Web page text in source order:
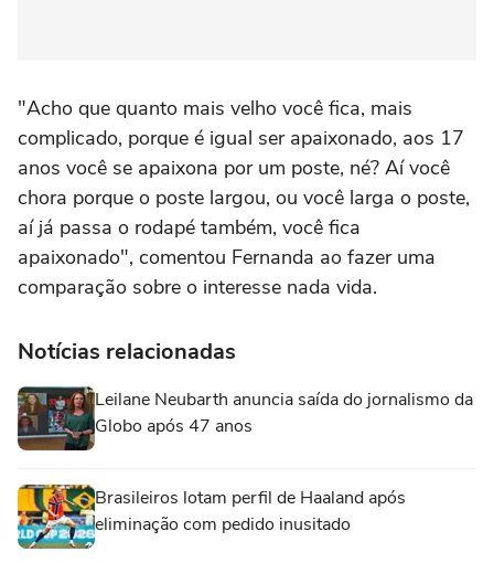
"Acho que quanto mais velho você fica, mais
complicado, porque é igual ser apaixonado, aos 17
anos você se apaixona por um poste, né? Aí você
chora porque o poste largou, ou você larga o poste,
aí já passa o rodapé também, você fica
apaixonado", comentou Fernanda ao fazer uma
comparação sobre o interesse nada vida.
Notícias relacionadas
Leilane Neubarth anuncia saída do jornalismo da
Globo após 47 anos
Brasileiros lotam perfil de Haaland após
eliminação com pedido inusitado